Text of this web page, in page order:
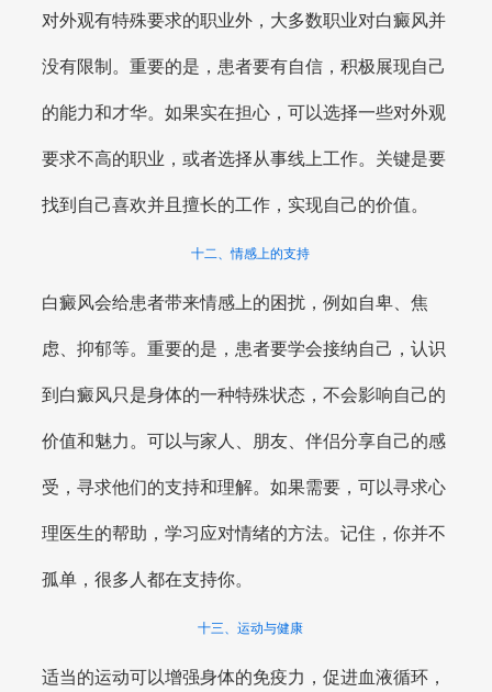
对外观有特殊要求的职业外，大多数职业对白癜风并
没有限制。重要的是，患者要有自信，积极展现自己
的能力和才华。如果实在担心，可以选择一些对外观
要求不高的职业，或者选择从事线上工作。关键是要
找到自己喜欢并且擅长的工作，实现自己的价值。
十二、情感上的支持
白癜风会给患者带来情感上的困扰，例如自卑、焦
虑、抑郁等。重要的是，患者要学会接纳自己，认识
到白癜风只是身体的一种特殊状态，不会影响自己的
价值和魅力。可以与家人、朋友、伴侣分享自己的感
受，寻求他们的支持和理解。如果需要，可以寻求心
理医生的帮助，学习应对情绪的方法。记住，你并不
孤单，很多人都在支持你。
十三、运动与健康
适当的运动可以增强身体的免疫力，促进血液循环，